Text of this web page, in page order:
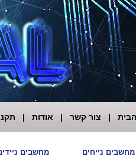
| צור קשר | אודות |
מחשבים נייחים מחשבים